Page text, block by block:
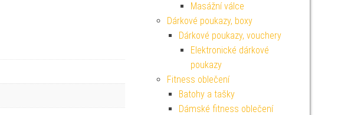
Masážní válce
Dárkové poukazy, boxy
Dárkové poukazy, vouchery
Elektronické dárkové
poukazy
Fitness oblečení
Batohy a tašky
Dámské fitness oblečení